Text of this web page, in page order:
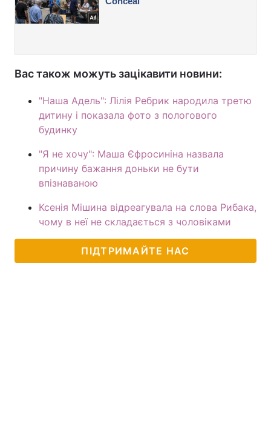
Вас також можуть зацікавити новини:
"Наша Адель": Лілія Ребрик народила третю
дитину і показала фото з пологового
будинку
"Я не хочу": Маша Єфросиніна назвала
причину бажання доньки не бути
впізнаваною
Ксенія Мішина відреагувала на слова Рибака,
чому в неї не складається з чоловіками
ПІДТРИМАЙТЕ НАС